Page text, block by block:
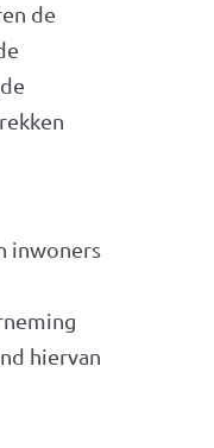
de
inwoners
hiervan